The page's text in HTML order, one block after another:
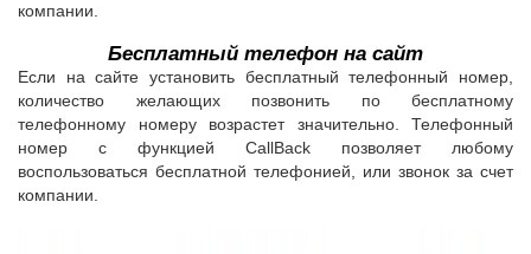
компании.
Бесплатный телефон на сайт
Если на сайте установить бесплатный телефонный номер,
количество желающих позвонить по бесплатному
телефонному номеру возрастет значительно. Телефонный
номер с функцией CallBack позволяет любому
воспользоваться бесплатной телефонией, или звонок за счет
компании.